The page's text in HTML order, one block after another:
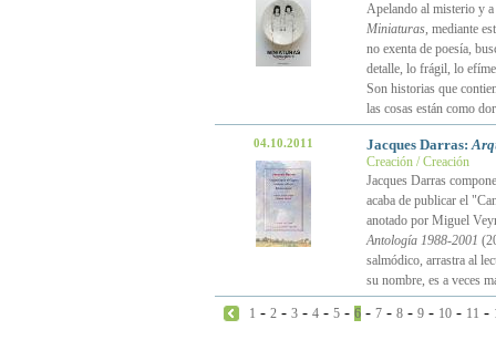
Apelando al misterio y
Miniaturas, mediante
no exenta de poesía,
detalle, lo frágil, lo
Son historias que
las cosas están como
04.10.2011 Jacques Darras:
Creación / Creación
Jacques Darras
acaba de publicar el
anotado por Miguel
Antología 1988-2001
salmódico, arrastra al
su nombre, es a veces
1 - 2 - 3 - 4 - 5 - 6 - 7 - 8 - 9 - 10 - 11 -